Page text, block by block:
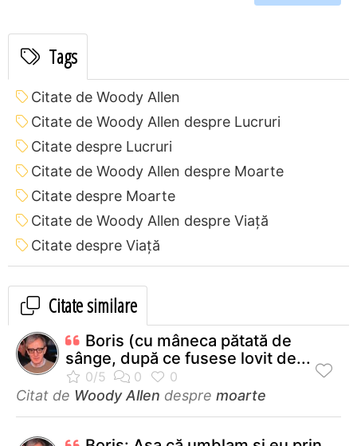
Tags
Citate de Woody Allen
Citate de Woody Allen despre Lucruri
Citate despre Lucruri
Citate de Woody Allen despre Moarte
Citate despre Moarte
Citate de Woody Allen despre Viață
Citate despre Viață
Citate similare
Boris (cu mâneca pătată de
sânge, după ce fusese lovit de...
Citat de Woody Allen despre moarte